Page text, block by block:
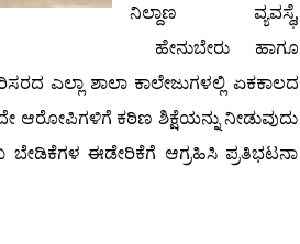
ನಿಲ್ದಾಣ ವ್ಯವಸ್ಥೆ,
ಹೇನುಬೇರು ಹಾಗೂ
ಎಲ್ಲಾ ಶಾಲಾ ಕಾಲೇಜುಗಳಲ್ಲಿ ಏಕಕಾಲದ
ಆರೋಪಿಗಳಿಗೆ ಕಠಿಣ ಶಿಕ್ಷೆಯನ್ನು ನೀಡುವುದು
ಬೇಡಿಕೆಗಳ ಈಡೇರಿಕೆಗೆ ಆಗ್ರಹಿಸಿ ಪ್ರತಿಭಟನಾ